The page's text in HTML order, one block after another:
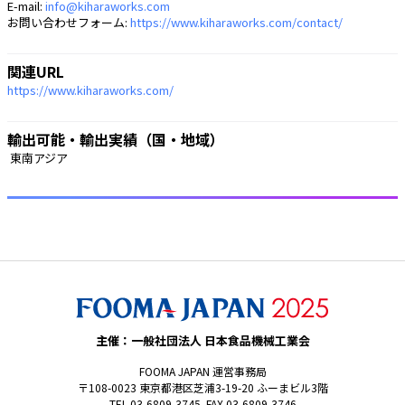
E-mail: info@kiharaworks.com
お問い合わせフォーム: https://www.kiharaworks.com/contact/
関連URL
https://www.kiharaworks.com/
輸出可能・輸出実績（国・地域）
東南アジア
主催：一般社団法人 日本食品機械工業会
FOOMA JAPAN 運営事務局
〒108-0023 東京都港区芝浦3-19-20 ふーまビル3階